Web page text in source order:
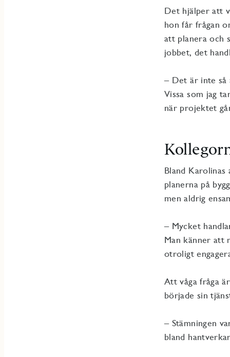
Det hjälper att
hon får frågan
att planera och
jobbet, det
– Det är inte så
Vissa som jag
när projektet
Bland
planerna på
men aldrig
– Mycket
Man känner att
otroligt
Att våga fråga
började sin
– Stämningen
bland